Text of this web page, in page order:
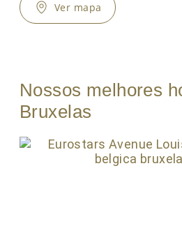
Ver mapa
Nossos melhores
Bruxelas